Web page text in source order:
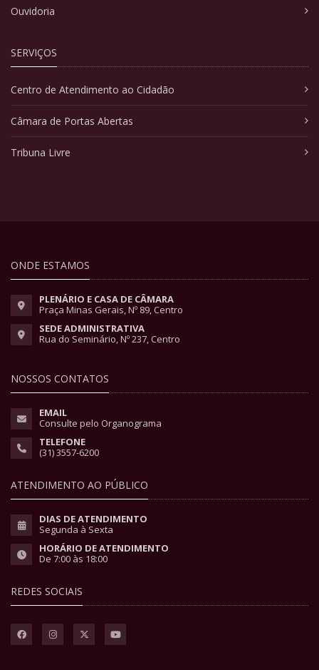
Ouvidoria
SERVIÇOS
Centro de Atendimento ao Cidadão
Câmara de Portas Abertas
Tribuna Livre
ONDE ESTAMOS
PLENÁRIO E CASA DE CÂMARA
Praça Minas Gerais, Nº 89, Centro
SEDE ADMINISTRATIVA
Rua do Seminário, Nº 237, Centro
NOSSOS CONTATOS
EMAIL
Consulte pelo Organograma
TELEFONE
(31) 3557-6200
ATENDIMENTO AO PÚBLICO
DIAS DE ATENDIMENTO
Segunda à Sexta
HORÁRIO DE ATENDIMENTO
De 7:00 às 18:00
REDES SOCIAIS